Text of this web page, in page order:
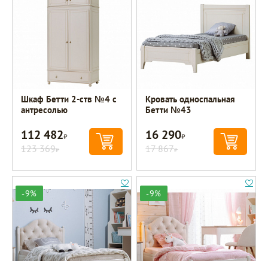
Шкаф Бетти 2-ств №4 с
антресолью
112 482Р
123 369Р
Кровать односпальная
Бетти №43
16 290Р
17 867Р
-9% -9%